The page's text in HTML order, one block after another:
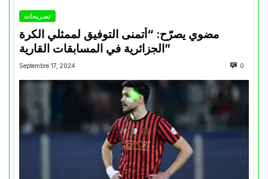
تصريحات
مضوي يصرّح: “أتمنى التوفيق لممثلي الكرة
الجزائرية في المسابقات القارية”
Septembre 17, 2024 0